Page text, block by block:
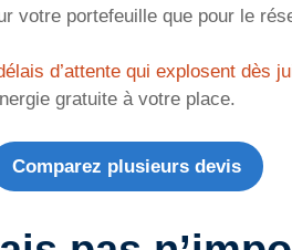
votre portefeuille que pour le
d’attente qui explosent dès
gratuite à votre place.
Comparez plusieurs devis